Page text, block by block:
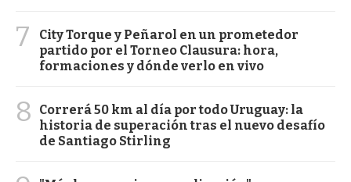
7
City Torque y Peñarol en un prometedor
partido por el Torneo Clausura: hora,
formaciones y dónde verlo en vivo
8
Correrá 50 km al día por todo Uruguay: la
historia de superación tras el nuevo desafío
de Santiago Stirling